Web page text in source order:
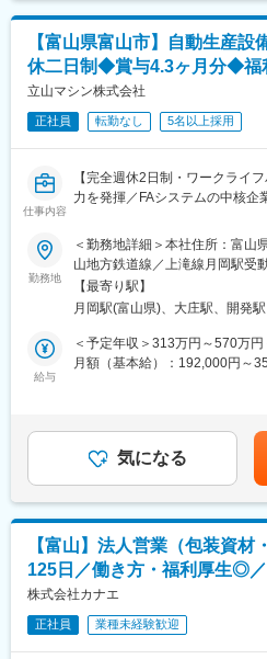
■特徴：
・工場全体の制御構想からPLC
ます
・複数設備を統合するライン制
・立上げ・調整まで自ら行い、
・安全回路・省人化・自動化を
・顧客の生産条件に合わせた制
■ 魅力・やりがい：
月残業平均は12時間、年間休
◎で、手当や福利厚生も充実し
◇スキルアップ環境
OJT＋外部研修で段階的に育成
■当グループについて：
高いシステムを提供してきてい
自技術を活かし、当社のチップ
さ」に採用されるなど、極めて
す。さらに近年は航空機の部品
宙分野への事業展開も進めてい
当グループの技術は活かされて
搭載される温度センサでは国内
維持しており、安全・安心な生
業と暮らしの両面で価値を提供
【富山県富山市】自動生産設
休二日制◆賞与4.3ヶ月分◆福
立山マシン株式会社
正社員 転勤なし 5名以上採用
仕事内容
【完全週休2日制・ワークライ
力を発揮／FAシステムの中核企
■業務概要
当社は、FAシステムや精密実装
造しており、幅広い産業分野で
す。本ポジションでは、産業用
や配線業務を担当いただきます
場の最前線で装置の品質と生
・製造工程における基板実装装
な自動化設備の構築
・図面や仕様書に基づき、機械
・試運転・動作確認を通じて
■扱うサービス
FAシステム、精密実装機、各種
る開発製造力を活かしたソリュ
■組織構成
勤務地
＜勤務地詳細＞本社住所：富山
山地方鉄道線／上滝線月岡駅受
あり変更の範囲：会社の定める
【最寄り駅】
月岡駅(富山県)、大庄駅、開発駅
給与
＜予定年収＞313万円～570万
月額（基本給）：192,000円～
気になる
【富山】法人営業（包装資
125日／働き方・福利厚生◎
株式会社カナエ
正社員 業種未経験歓迎